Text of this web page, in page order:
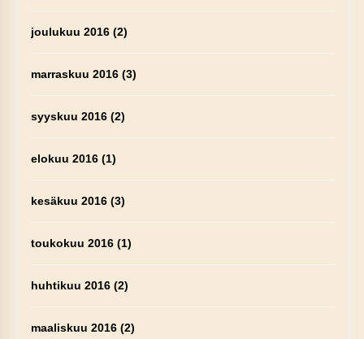
joulukuu 2016(2)
marraskuu 2016(3)
syyskuu 2016(2)
elokuu 2016(1)
kesäkuu 2016(3)
toukokuu 2016(1)
huhtikuu 2016(2)
maaliskuu 2016(2)